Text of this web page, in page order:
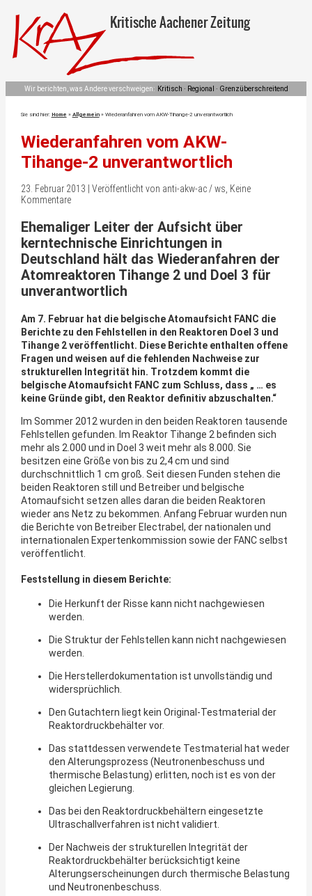
Kritische Aachener Zeitung
Wir berichten, was Andere verschweigen: Kritisch · Regional · Grenzüberschreitend
Sie sind hier: Home » Allgemein» Wiederanfahren vom AKW-Tihange-2 unverantwortlich
Wiederanfahren vom AKW-
Tihange-2 unverantwortlich
23. Februar 2013 | Veröffentlicht von anti-akw-ac / ws, Keine
Kommentare
Ehemaliger Leiter der Aufsicht über
kerntechnische Einrichtungen in
Deutschland hält das Wiederanfahren der
Atomreaktoren Tihange 2 und Doel 3 für
unverantwortlich
Am 7. Februar hat die belgische Atomaufsicht FANC die
Berichte zu den Fehlstellen in den Reaktoren Doel 3 und
Tihange 2 veröffentlicht. Diese Berichte enthalten offene
Fragen und weisen auf die fehlenden Nachweise zur
strukturellen Integrität hin. Trotzdem kommt die
belgische Atomaufsicht FANC zum Schluss, dass „ … es
keine Gründe gibt, den Reaktor definitiv abzuschalten.“
Im Sommer 2012 wurden in den beiden Reaktoren tausende
Fehlstellen gefunden. Im Reaktor Tihange 2 befinden sich
mehr als 2.000 und in Doel 3 weit mehr als 8.000. Sie
besitzen eine Größe von bis zu 2,4 cm und sind
durchschnittlich 1 cm groß. Seit diesen Funden stehen die
beiden Reaktoren still und Betreiber und belgische
Atomaufsicht setzen alles daran die beiden Reaktoren
wieder ans Netz zu bekommen. Anfang Februar wurden nun
die Berichte von Betreiber Electrabel, der nationalen und
internationalen Experten­kommission sowie der FANC selbst
veröffentlicht.
Feststellung in diesem Berichte:
Die Herkunft der Risse kann nicht nachgewiesen
werden.
Die Struktur der Fehlstellen kann nicht nachgewiesen
werden.
Die Herstellerdokumentation ist unvollständig und
widersprüchlich.
Den Gutachtern liegt kein Original-Testmaterial der
Reaktordruckbehälter vor.
Das stattdessen verwendete Testmaterial hat weder
den Alterungsprozess (Neutronen­beschuss und
thermische Belastung) erlitten, noch ist es von der
gleichen Legierung.
Das bei den Reaktordruckbehältern eingesetzte
Ultraschallverfahren ist nicht validiert.
Der Nachweis der strukturellen Integrität der
Reaktordruckbehälter berücksichtigt keine
Alterungser­scheinungen durch thermische Belastung
und Neutronenbeschuss.